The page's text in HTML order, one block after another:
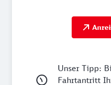
Unser Tipp:
Fahrtantritt